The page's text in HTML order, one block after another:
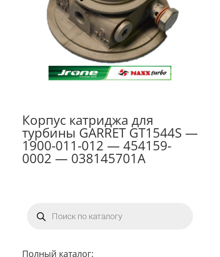
Корпус катриджа для
турбины GARRET GT1544S —
1900-011-012 — 454159-
0002 — 038145701A
товаров
Полный каталог: